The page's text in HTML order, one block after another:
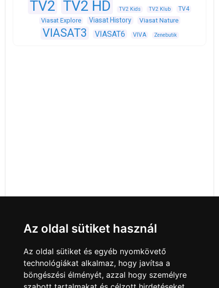
TV2 TV2 HD TV2 Kids TV2 Klub TV4
Viasat Explore Viasat History Viasat Nature
VIASAT3 VIASAT6 VIVA Zenebutik
Az oldal sütiket használ
Az oldal sütiket és egyéb nyomkövető
technológiákat alkalmaz, hogy javítsa a
böngészési élményét, azzal hogy személyre